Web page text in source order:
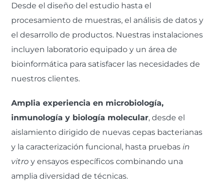
Desde el diseño del estudio hasta el
procesamiento de muestras, el análisis de datos y
el desarrollo de productos. Nuestras instalaciones
incluyen laboratorio equipado y un área de
bioinformática para satisfacer las necesidades de
nuestros clientes.
Amplia experiencia en microbiología,
inmunología y biología molecular, desde el
aislamiento dirigido de nuevas cepas bacterianas
y la caracterización funcional, hasta pruebas in
vitroy ensayos específicos combinando una
amplia diversidad de técnicas.